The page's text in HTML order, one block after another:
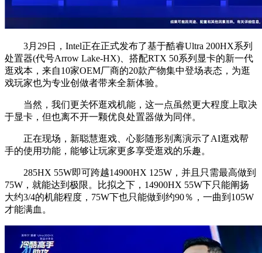
3月29日，Intel正在正式发布了基于酷睿Ultra 200HX系列
处置器(代号Arrow Lake-HX)、搭配RTX 50系列显卡的新一代
逛戏本，来自10家OEM厂商的20款产物集中登场表态，为逛
戏玩家也为专业创做者带来全新体验。
当然，我们更关怀逛戏机能，这一点虽然更大程度上取决
于显卡，但也离不开一颗优良处置器做为同伴。
正在现场，新聪慧逛戏、心影随形别离演示了AI逛戏帮
手的使用功能，能够让玩家更多享受逛戏的乐趣。
285HX 55W即可跨越14900HX 125W，并且只需最高做到
75W，就能达到极限。比拟之下，14900HX 55W下只能阐扬
大约3/4的机能程度，75W下也只能做到约90％，一曲到105W
才能满血。